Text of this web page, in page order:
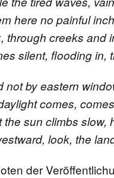
here no painful
through creeks and
silent, flooding in,
not by eastern
comes,
the sun climbs slow,
look, the
der